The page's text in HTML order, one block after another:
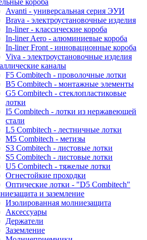
Avanti - универсальная серия ЭУИ
Brava - электроустановочные изделия
In-liner - классические короба
In-liner Aero - алюминиевые короба
In-liner Front - инновационные короба
Viva - электроустановочные изделия
каналы
F5 Combitech - проволочные лотки
B5 Combitech - монтажные элементы
G5 Combitech - стеклопластиковые
лотки
I5 Combitech - лотки из нержавеющей
стали
L5 Combitech - лестничные лотки
M5 Combitech - метизы
S3 Combitech - листовые лотки
S5 Combitech - листовые лотки
U5 Combitech - тяжелые лотки
Огнестойкие проходки
Оптические лотки - "D5 Combitech"
и заземление
Изолированная молниезащита
Аксессуары
Держатели
Заземление